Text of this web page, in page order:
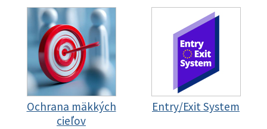
Ochrana mäkkých
cieľov
Entry/Exit System